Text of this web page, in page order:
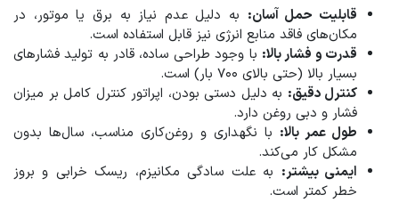
قابلیت حمل آسان: به دلیل عدم نیاز به برق یا موتور، در
مکان‌های فاقد منابع انرژی نیز قابل استفاده است.
قدرت و فشار بالا: با وجود طراحی ساده، قادر به تولید فشارهای
بسیار بالا (حتی بالای 700 بار) است.
کنترل دقیق: به دلیل دستی بودن، اپراتور کنترل کامل بر میزان
فشار و دبی روغن دارد.
طول عمر بالا: با نگهداری و روغن‌کاری مناسب، سال‌ها بدون
مشکل کار می‌کند.
ایمنی بیشتر: به علت سادگی مکانیزم، ریسک خرابی و بروز
خطر کمتر است.